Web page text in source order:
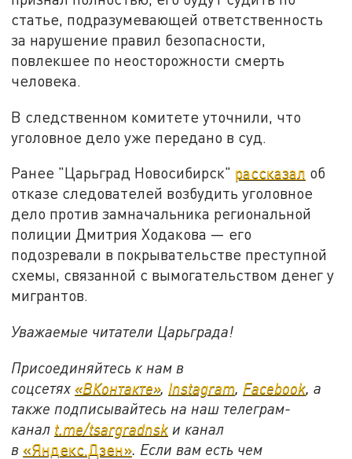
статье, подразумевающей ответственность
за нарушение правил безопасности,
повлекшее по неосторожности смерть
человека.
В следственном комитете уточнили, что
уголовное дело уже передано в суд.
Ранее "Царьград Новосибирск" рассказал об
отказе следователей возбудить уголовное
дело против замначальника региональной
полиции Дмитрия Ходакова — его
подозревали в покрывательстве преступной
схемы, связанной с вымогательством денег у
мигрантов.
Уважаемые читатели Царьграда!
Присоединяйтесь к нам в
соцсетях «ВКонтакте», Instagram Facebook , а
также подписывайтесь на наш телеграм-
канал t.me/tsargradnsk и канал
в «Яндекс.Дзен» . Если вам есть чем